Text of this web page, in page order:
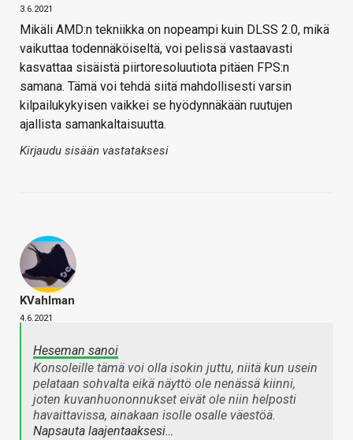
3.6.2021
Mikäli AMD:n tekniikka on nopeampi kuin DLSS 2.0, mikä
vaikuttaa todennäköiseltä, voi pelissä vastaavasti
kasvattaa sisäistä piirtoresoluutiota pitäen FPS:n
samana. Tämä voi tehdä siitä mahdollisesti varsin
kilpailukykyisen vaikkei se hyödynnäkään ruutujen
ajallista samankaltaisuutta.
Kirjaudu sisään vastataksesi
KVahlman
4.6.2021
Heseman sanoi
Konsoleille tämä voi olla isokin juttu, niitä kun usein
pelataan sohvalta eikä näyttö ole nenässä kiinni,
joten kuvanhuononnukset eivät ole niin helposti
havaittavissa, ainakaan isolle osalle väestöä.
Napsauta laajentaaksesi…